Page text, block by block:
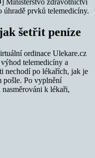
prvků telemedicíny.
šetřit peníze
ordinace Ulekare.cz
telemedicíny a
nechodí po lékařích, jak je
pošle. Po vyplnění
k lékaři,